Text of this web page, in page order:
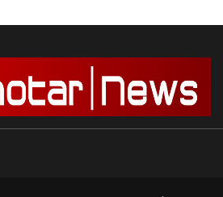
পরোয়ানা
সাগরে আজ থেকে ৫৮ দিনের জন্য মাছ